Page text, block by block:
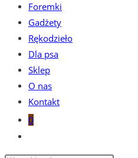
Foremki
Gadżety
Rękodzieło
Dla psa
Sklep
O nas
Kontakt
0
website